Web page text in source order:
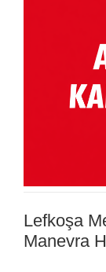
Lefkoşa
Manevra